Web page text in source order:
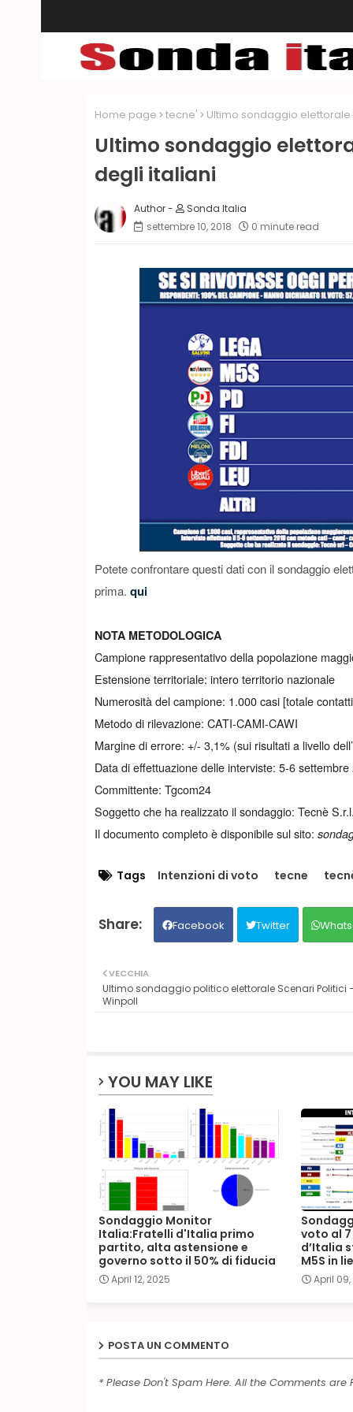
Home page tecne' Ultimo sondaggio
Ultimo sondaggio
degli italiani
Sonda Italia
settembre 10, 2018
0 minute read
Potete confrontare questi dati con il sondaggio
prima. qui
NOTA METODOLOGICA
Campione rappresentativo della popolazione
Estensione territoriale: intero territorio nazionale
Numerosità del campione: 1.000 casi [totale
Metodo di rilevazione: CATI-CAMI-CAWI
Margine di errore: +/- 3,1% (sui risultati a livello
Data di effettuazione delle interviste: 5-6 settembre
Committente: Tgcom24
Soggetto che ha realizzato il sondaggio: Tecnè
Il documento completo è disponibile sul sito:
Tags Intenzioni di voto tecne
Facebook Twitter
VECCHIA
Ultimo sondaggio politico elettorale Scenari Politici
Winpoll
YOU MAY LIKE
Sondaggio Monitor
Italia:Fratelli d'Italia primo
partito, alta astensione e
governo sotto il 50% di fiducia
April 12, 2025
voto al
d’Italia
M5S in
April
POSTA UN COMMENTO
* Please Don't Spam Here. All the Comments are